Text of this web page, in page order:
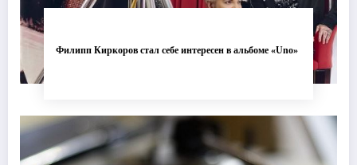
Филипп Киркоров стал себе интересен в альбоме «Uno»